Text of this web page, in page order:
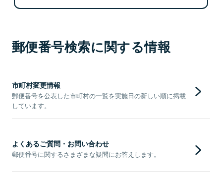
郵便番号検索に関する情報
市町村変更情報
郵便番号を公表した市町村の一覧を実施日の新しい順に掲載
しています。
よくあるご質問・お問い合わせ
郵便番号に関するさまざまな疑問にお答えします。